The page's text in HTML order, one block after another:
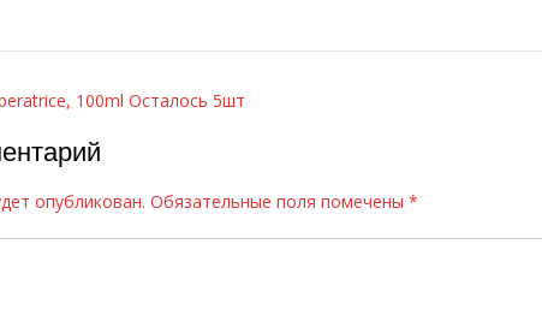
100ml Осталось 5шт
опубликован. Обязательные поля помечены *